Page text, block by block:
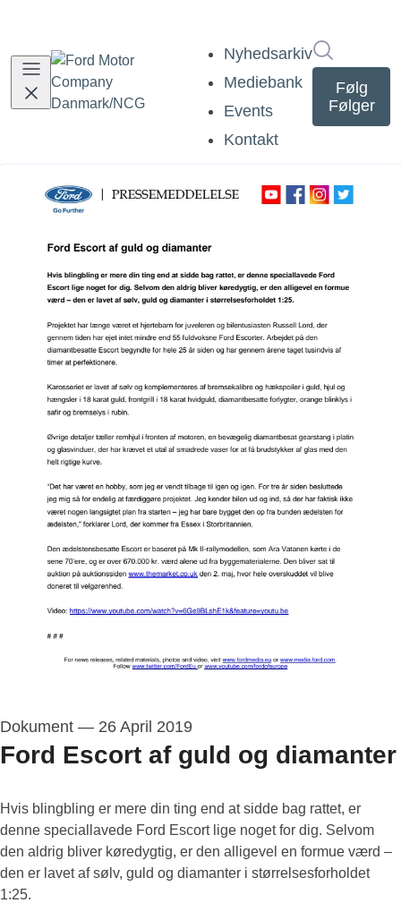
Nyhedsarkiv
Mediebank
Events
Kontakt
Følg
Følger
Dokument — 26 April 2019
Ford Escort af guld og diamanter
Hvis blingbling er mere din ting end at sidde bag rattet, er
denne speciallavede Ford Escort lige noget for dig. Selvom
den aldrig bliver køredygtig, er den alligevel en formue værd –
den er lavet af sølv, guld og diamanter i størrelsesforholdet
1:25.